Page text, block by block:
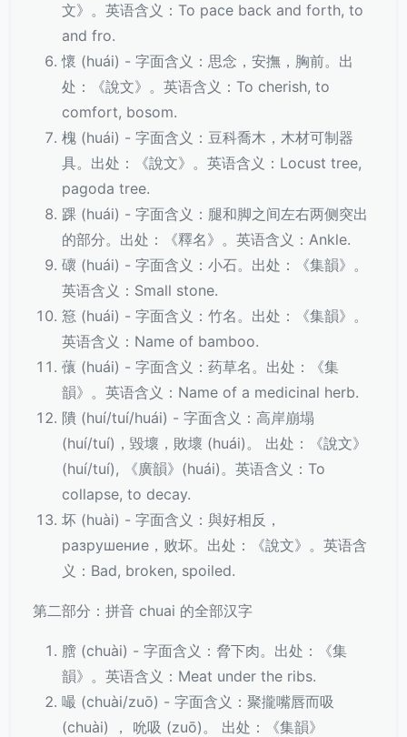
文》。英语含义：To pace back and forth, to
and fro.
懷 (huái) - 字面含义：思念，安撫，胸前。出
处：《說文》。英语含义：To cherish, to
comfort, bosom.
槐 (huái) - 字面含义：豆科喬木，木材可制器
具。出处：《說文》。英语含义：Locust tree,
pagoda tree.
踝 (huái) - 字面含义：腿和脚之间左右两侧突出
的部分。出处：《釋名》。英语含义：Ankle.
䃶 (huái) - 字面含义：小石。出处：《集韻》。
英语含义：Small stone.
䈚 (huái) - 字面含义：竹名。出处：《集韻》。
英语含义：Name of bamboo.
蘹 (huái) - 字面含义：药草名。出处：《集
韻》。英语含义：Name of a medicinal herb.
隤 (huí/tuí/huái) - 字面含义：高岸崩塌
(huí/tuí)，毀壞，敗壞 (huái)。 出处：《說文》
(huí/tuí), 《廣韻》(huái)。英语含义：To
collapse, to decay.
坏 (huài) - 字面含义：與好相反，
разрушение，败坏。出处：《說文》。英语含
义：Bad, broken, spoiled.
第二部分：拼音 chuai 的全部汉字
膪 (chuài) - 字面含义：脅下肉。出处：《集
韻》。英语含义：Meat under the ribs.
嘬 (chuài/zuō) - 字面含义：聚攏嘴唇而吸
(chuài) ， 吮吸 (zuō)。 出处：《集韻》